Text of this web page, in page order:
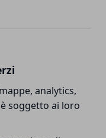
analytics,
soggetto ai loro